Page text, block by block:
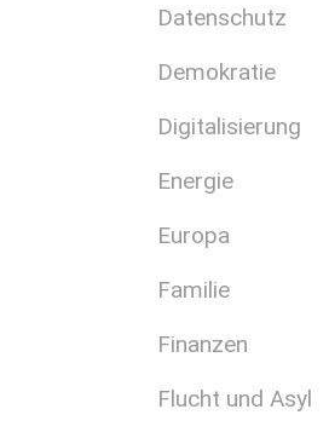
Datenschutz
Demokratie
Digitalisierung
Energie
Europa
Familie
Finanzen
Flucht und Asyl